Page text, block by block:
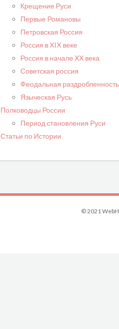
Крещение Руси
Первые Романовы
Петровская Россия
Россия в XIX веке
Россия в начале XX века
Советская россия
Феодальная раздробленность
Языческая Русь
Полководцы России
Период становления Руси
Статьи по Истории
© 2021